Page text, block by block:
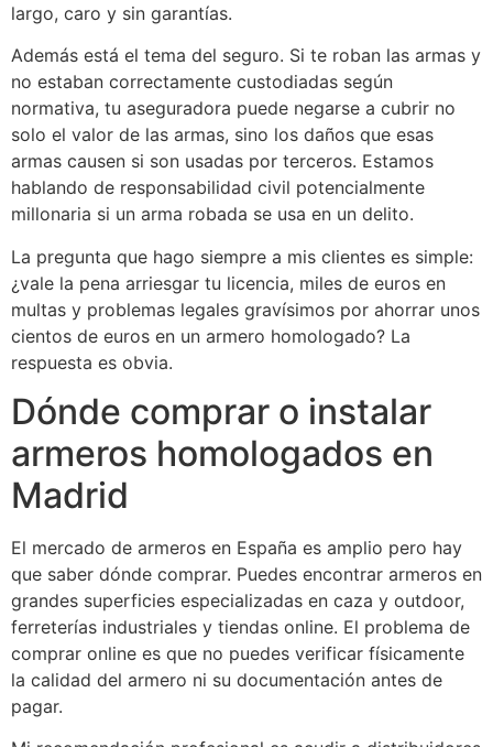
largo, caro y sin garantías.
Además está el tema del seguro. Si te roban las armas y
no estaban correctamente custodiadas según
normativa, tu aseguradora puede negarse a cubrir no
solo el valor de las armas, sino los daños que esas
armas causen si son usadas por terceros. Estamos
hablando de responsabilidad civil potencialmente
millonaria si un arma robada se usa en un delito.
La pregunta que hago siempre a mis clientes es simple:
¿vale la pena arriesgar tu licencia, miles de euros en
multas y problemas legales gravísimos por ahorrar unos
cientos de euros en un armero homologado? La
respuesta es obvia.
Dónde comprar o instalar
armeros homologados en
Madrid
El mercado de armeros en España es amplio pero hay
que saber dónde comprar. Puedes encontrar armeros en
grandes superficies especializadas en caza y outdoor,
ferreterías industriales y tiendas online. El problema de
comprar online es que no puedes verificar físicamente
la calidad del armero ni su documentación antes de
pagar.